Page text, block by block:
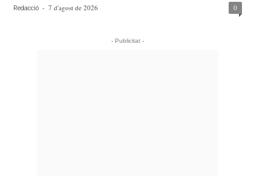
Redacció - 7 d'agost de 2026 0
- Publicitat -